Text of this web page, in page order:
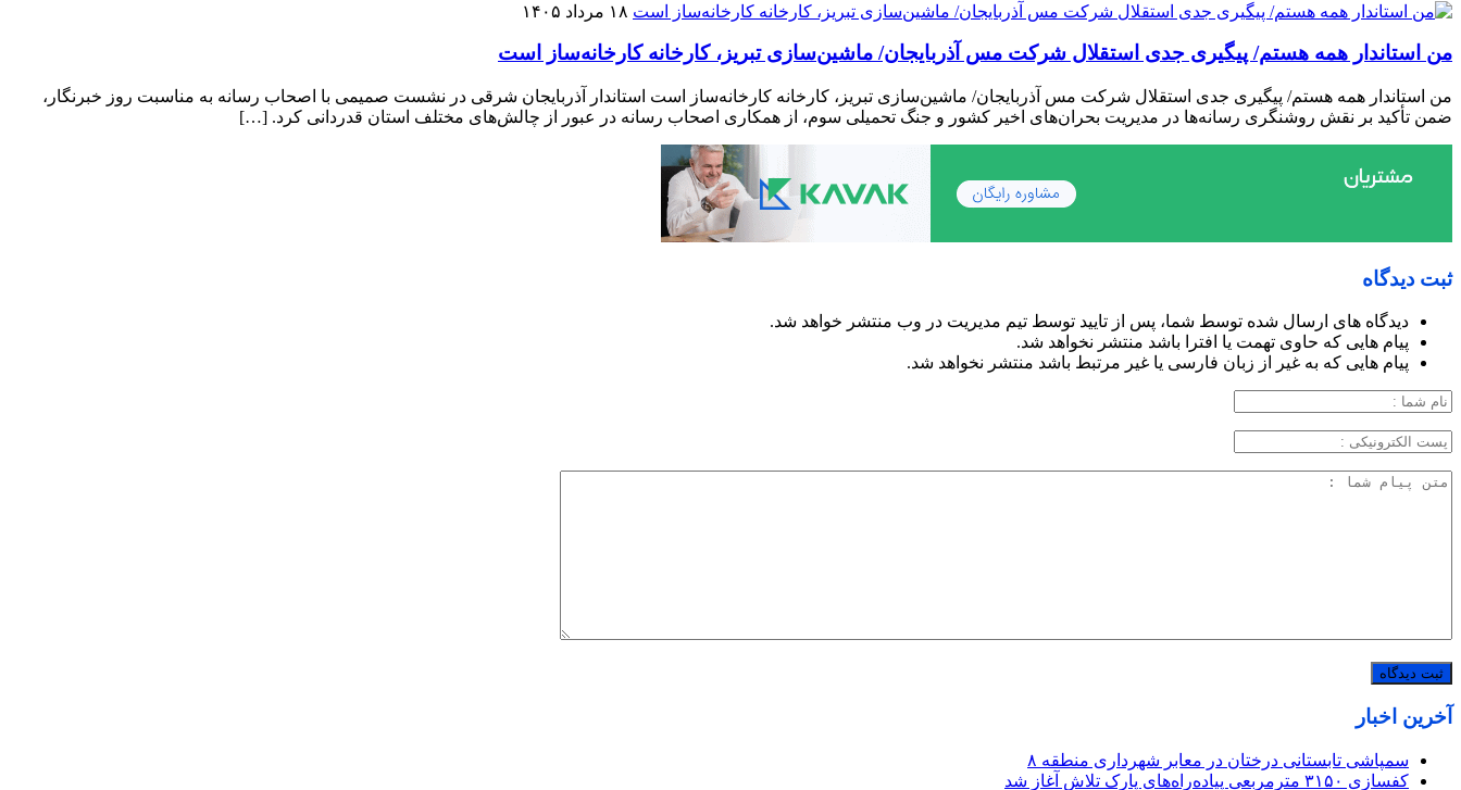
۱۸ مرداد ۱۴۰۵
من استاندار همه هستم/ پیگیری جدی استقلال شرکت مس آذربایجان/ ماشین‌سازی تبریز، کارخانه کارخانه‌ساز است
من استاندار همه هستم/ پیگیری جدی استقلال شرکت مس آذربایجان/ ماشین‌سازی تبریز، کارخانه کارخانه‌ساز است استاندار آذربایجان شرقی در نشست صمیمی با اصحاب رسانه به مناسبت روز خبرنگار،
ضمن تأکید بر نقش روشنگری رسانه‌ها در مدیریت بحران‌های اخیر کشور و جنگ تحمیلی سوم، از همکاری اصحاب رسانه در عبور از چالش‌های مختلف استان قدردانی کرد. […]
ثبت دیدگاه
دیدگاه های ارسال شده توسط شما، پس از تایید توسط تیم مدیریت در وب منتشر خواهد شد.
پیام هایی که حاوی تهمت یا افترا باشد منتشر نخواهد شد.
پیام هایی که به غیر از زبان فارسی یا غیر مرتبط باشد منتشر نخواهد شد.
آخرین اخبار
سمپاشی تابستانی درختان در معابر شهرداری منطقه ۸
کفسازی ۳۱۵۰ مترمربعی پیاده‌راه‌های پارک تلاش آغاز شد